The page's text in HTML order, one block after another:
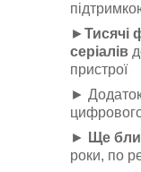
► Тисячі
серіалів
пристрої
►
►
Ще
роки, по